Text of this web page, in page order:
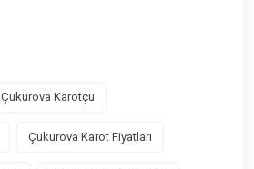
Çukurova Karotçu
Çukurova Karot Fiyatları